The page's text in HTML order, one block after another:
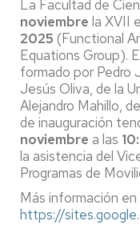
La Facultad de
noviembre la XVII
2025 (Functional
Equations Group).
formado por Pedro
Jesús Oliva, de la
Alejandro Mahillo,
de inauguración
noviembre a las
la asistencia del
Programas de
Más información
https://